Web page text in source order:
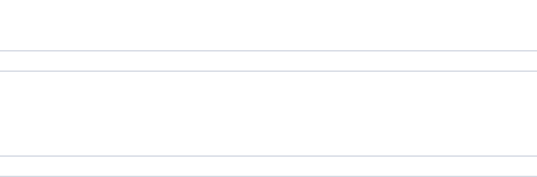
witamin. Pasteryzowany.